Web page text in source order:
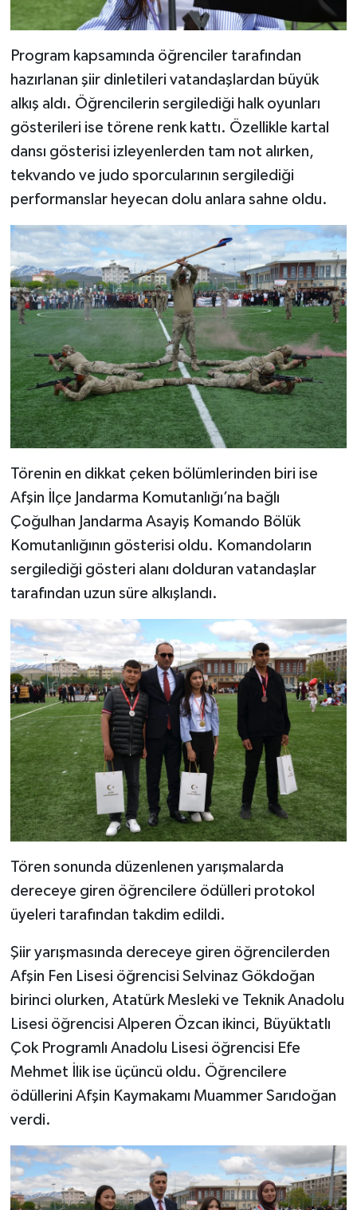
Program kapsamında öğrenciler tarafından
hazırlanan şiir dinletileri vatandaşlardan büyük
alkış aldı. Öğrencilerin sergilediği halk oyunları
gösterileri ise törene renk kattı. Özellikle kartal
dansı gösterisi izleyenlerden tam not alırken,
tekvando ve judo sporcularının sergilediği
performanslar heyecan dolu anlara sahne oldu.
Törenin en dikkat çeken bölümlerinden biri ise
Afşin İlçe Jandarma Komutanlığı’na bağlı
Çoğulhan Jandarma Asayiş Komando Bölük
Komutanlığının gösterisi oldu. Komandoların
sergilediği gösteri alanı dolduran vatandaşlar
tarafından uzun süre alkışlandı.
Tören sonunda düzenlenen yarışmalarda
dereceye giren öğrencilere ödülleri protokol
üyeleri tarafından takdim edildi.
Şiir yarışmasında dereceye giren öğrencilerden
Afşin Fen Lisesi öğrencisi Selvinaz Gökdoğan
birinci olurken, Atatürk Mesleki ve Teknik Anadolu
Lisesi öğrencisi Alperen Özcan ikinci, Büyüktatlı
Çok Programlı Anadolu Lisesi öğrencisi Efe
Mehmet İlik ise üçüncü oldu. Öğrencilere
ödüllerini Afşin Kaymakamı Muammer Sarıdoğan
verdi.